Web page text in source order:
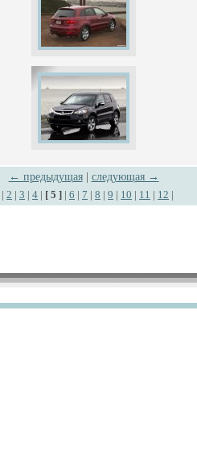
← предыдущая| следующая →
| 2 | 3 | 4 | [ 5 ] | 6 | 7 | 8 | 9 | 10 | 11 | 12 |